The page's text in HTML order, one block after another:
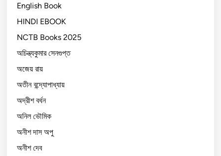
English Book
HINDI EBOOK
NCTB Books 2025
অচিন্ত্যকুমার সেনগুপ্ত
অজেয় রায়
অতীন বন্দ্যোপাধ্যায়
অদ্রীশ বর্ধন
অনিল ভৌমিক
অনীশ দাস অপু
অনীশ দেব